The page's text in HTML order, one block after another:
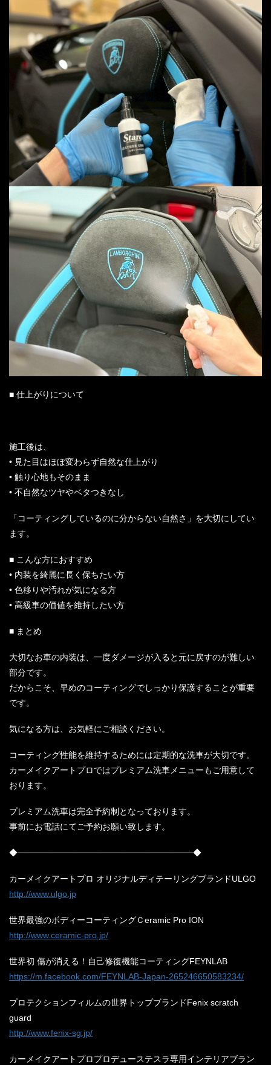
■ 仕上がりについて
施工後は、
• 見た目はほぼ変わらず自然な仕上がり
• 触り心地もそのまま
• 不自然なツヤやベタつきなし
「コーティングしているのに分からない自然さ」を大切にしてい
ます。
■ こんな方におすすめ
• 内装を綺麗に長く保ちたい方
• 色移りや汚れが気になる方
• 高級車の価値を維持したい方
■ まとめ
大切なお車の内装は、一度ダメージが入ると元に戻すのが難しい
部分です。
だからこそ、早めのコーティングでしっかり保護することが重要
です。
気になる方は、お気軽にご相談ください。
コーティング性能を維持するためには定期的な洗車が大切です。
カーメイクアートプロではプレミアム洗車メニューもご用意して
おります。
プレミアム洗車は完全予約制となっております。
事前にお電話にてご予約お願い致します。
◆─────────────────────────────◆
カーメイクアートプロ オリジナルディテーリングブランドULGO
http://www.ulgo.jp
世界最強のボディーコーティングＣeramic Pro ION
http://www.ceramic-pro.jp/
世界初 傷が消える！自己修復機能コーティングFEYNLAB
https://m.facebook.com/FEYNLAB-Japan-265246650583234/
プロテクションフィルムの世界トップブランドFenix scratch
guard
http://www.fenix-sg.jp/
カーメイクアートプロプロデューステスラ専用インテリアブラン